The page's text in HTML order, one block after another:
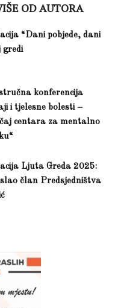
OD AUTORA
“Dani pobjede, dani
gredi
konferencija
i tjelesne bolesti –
centara za mentalno
Ljuta Greda 2025:
član Predsjedništva